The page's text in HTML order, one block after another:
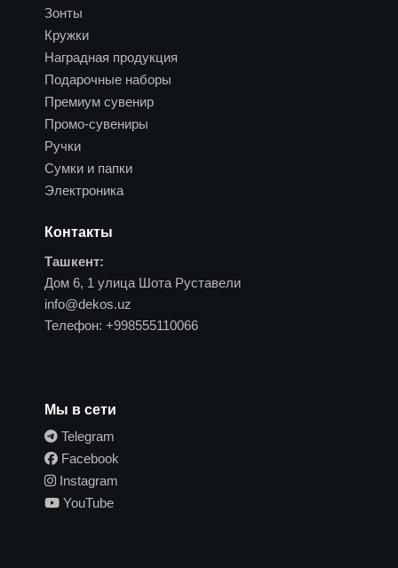
Зонты
Кружки
Наградная продукция
Подарочные наборы
Премиум сувенир
Промо-сувениры
Ручки
Сумки и папки
Электроника
Контакты
Ташкент:
Дом 6, 1 улица Шота Руставели
info@dekos.uz
Телефон: +998555110066
Мы в сети
Telegram
Facebook
Instagram
YouTube